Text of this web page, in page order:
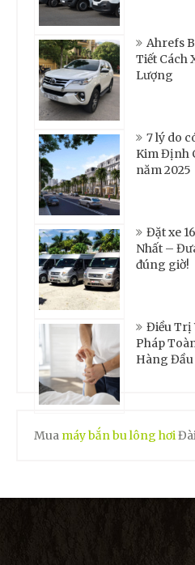
Ahrefs
Tiết Cách
Lượng
7 lý do
Kim Định
năm 2025
Đặt xe
Nhất –
đúng giờ!
Điều Trị
Pháp
Hàng Đầu
Mua máy bắn bu lông hơi